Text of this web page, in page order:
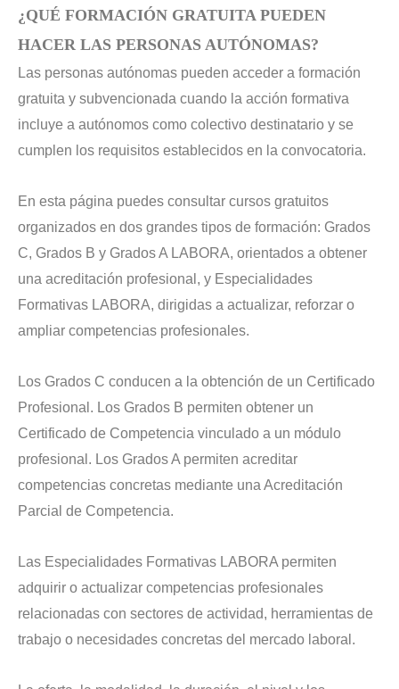
¿QUÉ FORMACIÓN GRATUITA PUEDEN
HACER LAS PERSONAS AUTÓNOMAS?
Las personas autónomas pueden acceder a formación
gratuita y subvencionada cuando la acción formativa
incluye a autónomos como colectivo destinatario y se
cumplen los requisitos establecidos en la convocatoria.
En esta página puedes consultar cursos gratuitos
organizados en dos grandes tipos de formación: Grados
C, Grados B y Grados A LABORA, orientados a obtener
una acreditación profesional, y Especialidades
Formativas LABORA, dirigidas a actualizar, reforzar o
ampliar competencias profesionales.
Los Grados C conducen a la obtención de un Certificado
Profesional. Los Grados B permiten obtener un
Certificado de Competencia vinculado a un módulo
profesional. Los Grados A permiten acreditar
competencias concretas mediante una Acreditación
Parcial de Competencia.
Las Especialidades Formativas LABORA permiten
adquirir o actualizar competencias profesionales
relacionadas con sectores de actividad, herramientas de
trabajo o necesidades concretas del mercado laboral.